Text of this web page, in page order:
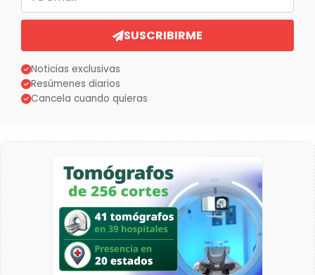
SUSCRIBIRME
Noticias exclusivas
Resúmenes diarios
Cancela cuando quieras